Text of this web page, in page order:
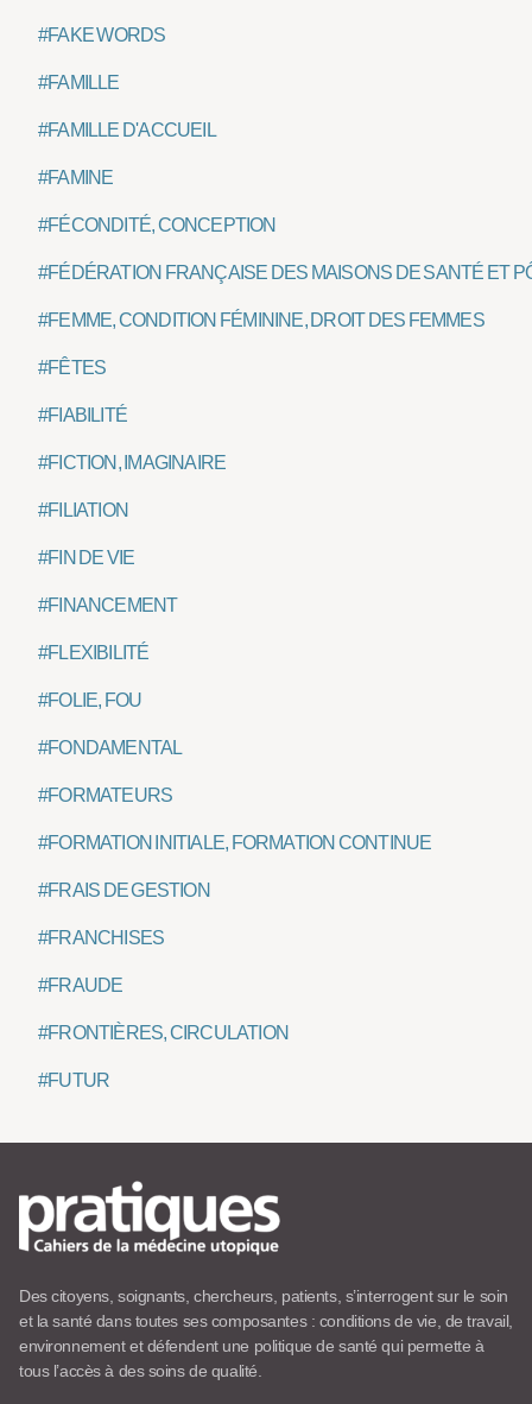
#FAKE WORDS
#FAMILLE
#FAMILLE D'ACCUEIL
#FAMINE
#FÉCONDITÉ, CONCEPTION
#FÉDÉRATION FRANÇAISE DES MAISONS DE SANTÉ ET
#FEMME, CONDITION FÉMININE, DROIT DES FEMMES
#FÊTES
#FIABILITÉ
#FICTION, IMAGINAIRE
#FILIATION
#FIN DE VIE
#FINANCEMENT
#FLEXIBILITÉ
#FOLIE, FOU
#FONDAMENTAL
#FORMATEURS
#FORMATION INITIALE, FORMATION CONTINUE
#FRAIS DE GESTION
#FRANCHISES
#FRAUDE
#FRONTIÈRES, CIRCULATION
#FUTUR
Des citoyens, soignants, chercheurs, patients, s’interrogent sur le soin
et la santé dans toutes ses composantes : conditions de vie, de travail,
environnement et défendent une politique de santé qui permette à
tous l’accès à des soins de qualité.